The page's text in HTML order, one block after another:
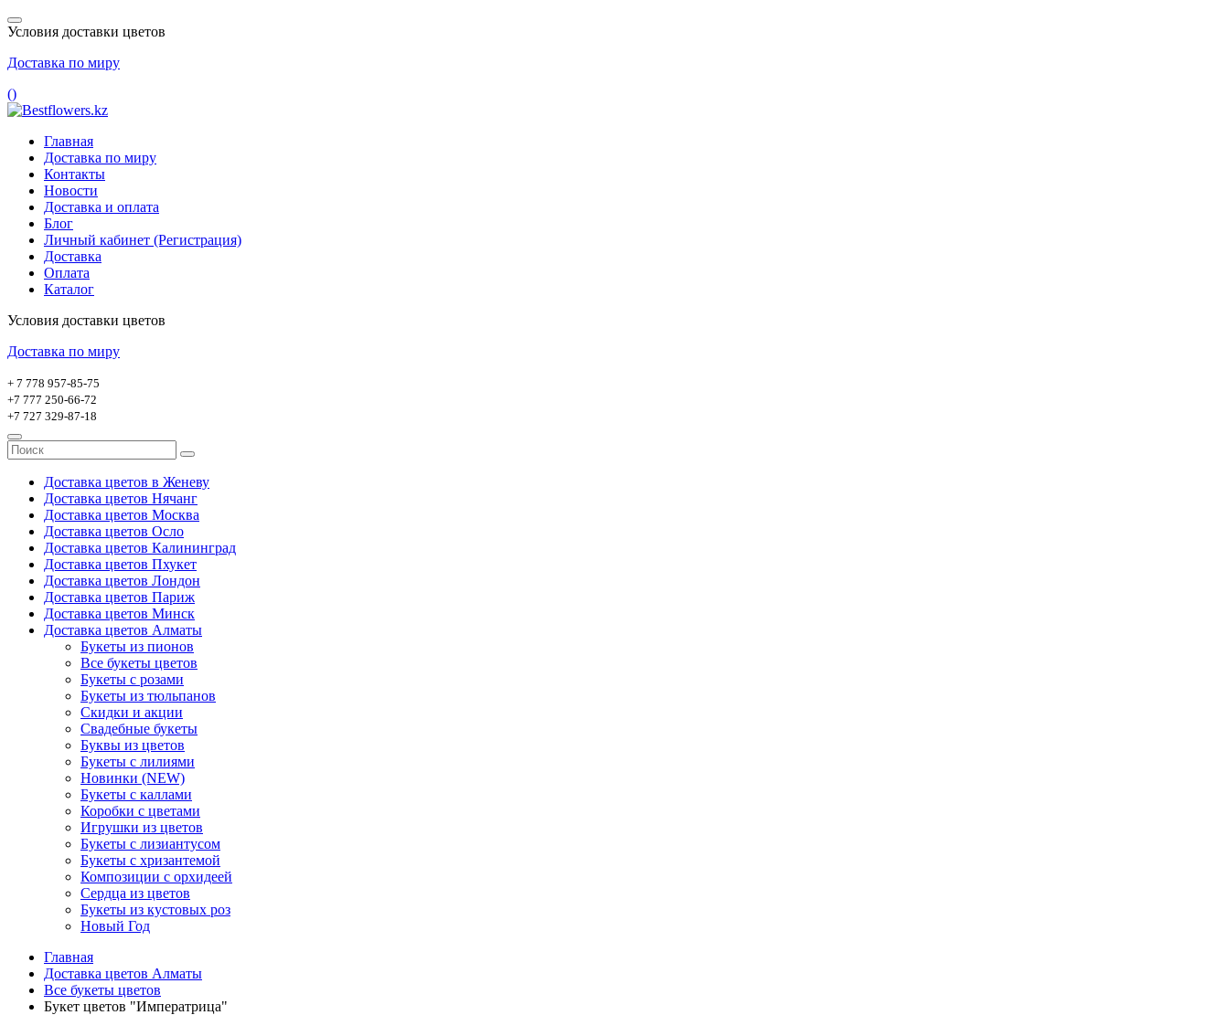
Условия доставки цветов
Доставка по миру
()
Главная
Доставка по миру
Контакты
Новости
Доставка и оплата
Блог
Личный кабинет (Регистрация)
Доставка
Оплата
Каталог
Условия доставки цветов
Доставка по миру
+ 7 778 957-85-75
+7 777 250-66-72
+7 727 329-87-18
Доставка цветов в Женеву
Доставка цветов Нячанг
Доставка цветов Москва
Доставка цветов Осло
Доставка цветов Калининград
Доставка цветов Пхукет
Доставка цветов Лондон
Доставка цветов Париж
Доставка цветов Минск
Доставка цветов Алматы
Букеты из пионов
Все букеты цветов
Букеты с розами
Букеты из тюльпанов
Скидки и акции
Свадебные букеты
Буквы из цветов
Букеты с лилиями
Новинки (NEW)
Букеты с каллами
Коробки с цветами
Игрушки из цветов
Букеты с лизиантусом
Букеты с хризантемой
Композиции с орхидеей
Сердца из цветов
Букеты из кустовых роз
Новый Год
Главная
Доставка цветов Алматы
Все букеты цветов
Букет цветов "Императрица"